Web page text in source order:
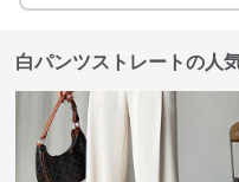
白パンツストレートの人